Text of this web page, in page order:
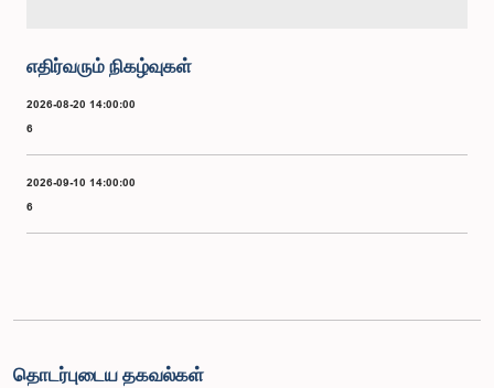
எதிர்வரும் நிகழ்வுகள்
2026-08-20 14:00:00
6
2026-09-10 14:00:00
6
தொடர்புடைய தகவல்கள்